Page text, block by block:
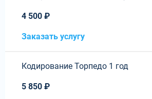
4 500 ₽
Заказать услугу
Кодирование Торпедо 1 год
5 850 ₽